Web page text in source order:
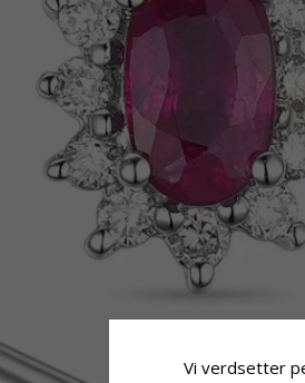
Vi verdsetter